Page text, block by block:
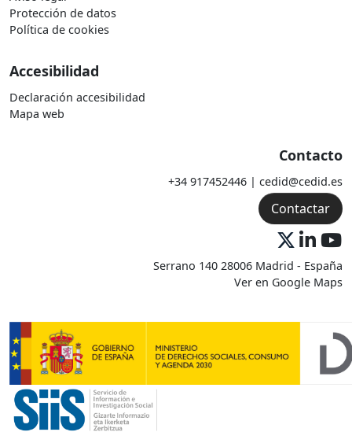
Protección de datos
Política de cookies
Accesibilidad
Declaración accesibilidad
Mapa web
Contacto
+34 917452446 | cedid@cedid.es
Contactar
Serrano 140 28006 Madrid - España
Ver en Google Maps